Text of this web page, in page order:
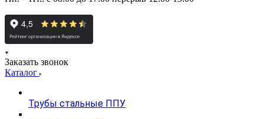
Заказать звонок
Каталог
Трубы стальные ППУ